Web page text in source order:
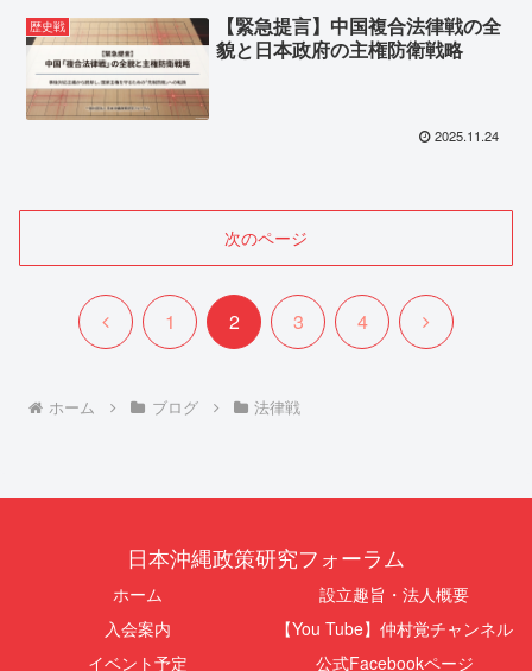
歴史戦
【緊急提言】中国複合法律戦の全
貌と日本政府の主権防衛戦略
2025.11.24
次のページ
前
1 2 3 4
次
ホーム ブログ 法律戦
日本沖縄政策研究フォーラム
ホーム
設立趣旨・法人概要
入会案内
【You Tube】仲村覚チャンネル
イベント予定
公式Facebookページ